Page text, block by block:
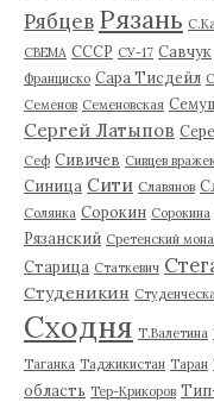
Рябцев Рязань
СВЕМА СССР СУ-17 Савчук
Франциско Сара Тисдейл
Семенов Семеновская
Сергей Латыпов
Сеф Сивичев Сивцев
Синица Сити Славянов
Солянка Сорокин Сорокина
Рязанский Сретенский
Старица Статкевич
Студеникин
Сходня Т.Валетина
Таганка Таджикистан Таран
область Тер-Крикоров